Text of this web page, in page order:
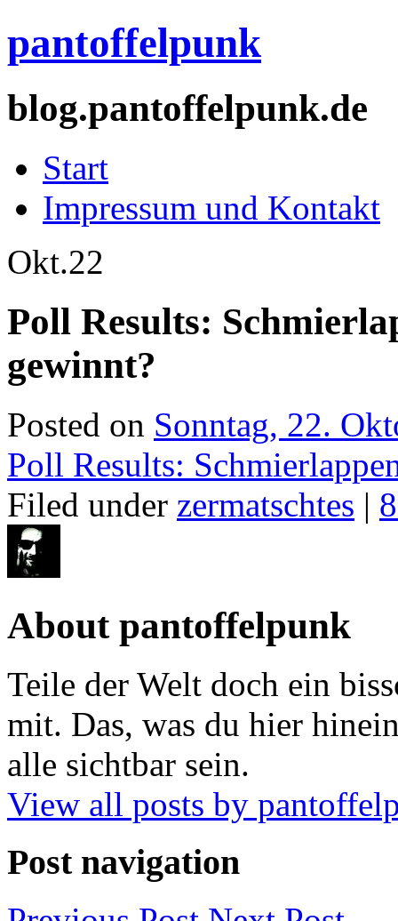
pantoffelpunk
blog.pantoffelpunk.de
Start
Impressum und Kontakt
Okt.22
Poll Results:
gewinnt?
Posted on Sonntag, 22.
Poll Results:
Filed under zermatschtes |
About pantoffelpunk
Teile der Welt doch ein
mit. Das, was du hier
alle sichtbar sein.
View all posts by
Post navigation